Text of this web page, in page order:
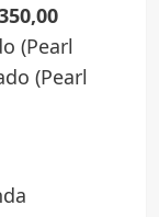
(Pearl
(Pearl